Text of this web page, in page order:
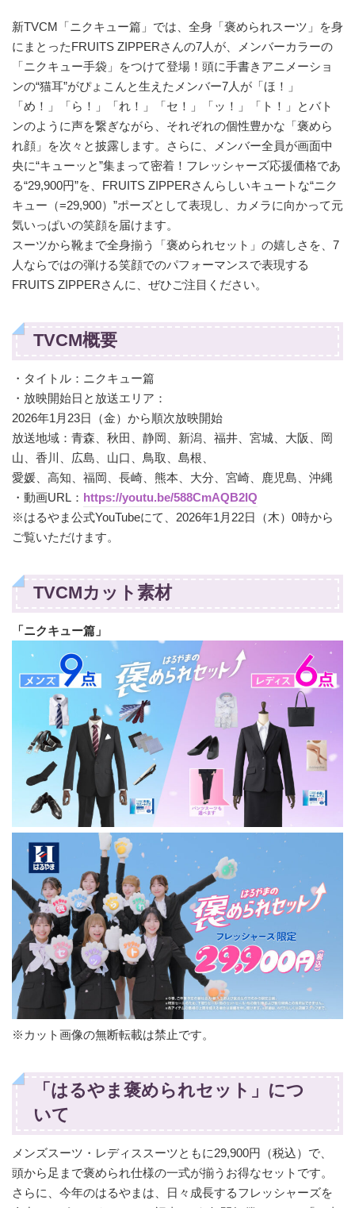
新TVCM「ニクキュー篇」では、全身「褒められスーツ」を身
にまとったFRUITS ZIPPERさんの7人が、メンバーカラーの
「ニクキュー手袋」をつけて登場！頭に手書きアニメーショ
ンの“猫耳”がぴょこんと生えたメンバー7人が「ほ！」
「め！」「ら！」「れ！」「セ！」「ッ！」「ト！」とバト
ンのように声を繋ぎながら、それぞれの個性豊かな「褒めら
れ顔」を次々と披露します。さらに、メンバー全員が画面中
央に“キューッと”集まって密着！フレッシャーズ応援価格であ
る“29,900円”を、FRUITS ZIPPERさんらしいキュートな“ニク
キュー（=29,900）”ポーズとして表現し、カメラに向かって元
気いっぱいの笑顔を届けます。
スーツから靴まで全身揃う「褒められセット」の嬉しさを、7
人ならではの弾ける笑顔でのパフォーマンスで表現する
FRUITS ZIPPERさんに、ぜひご注目ください。
TVCM概要
・タイトル：ニクキュー篇
・放映開始日と放送エリア：
2026年1月23日（金）から順次放映開始
放送地域：青森、秋田、静岡、新潟、福井、宮城、大阪、岡
山、香川、広島、山口、鳥取、島根、
愛媛、高知、福岡、長崎、熊本、大分、宮崎、鹿児島、沖縄
・動画URL： https://youtu.be/588CmAQB2IQ
※はるやま公式YouTubeにて、2026年1月22日（木）0時から
ご覧いただけます。
TVCMカット素材
「ニクキュー篇」
※カット画像の無断転載は禁止です。
「はるやま褒められセット」につ
いて
メンズスーツ・レディススーツともに29,900円（税込）で、
頭から足まで褒められ仕様の一式が揃うお得なセットです。
さらに、今年のはるやまは、日々成長するフレッシャーズを